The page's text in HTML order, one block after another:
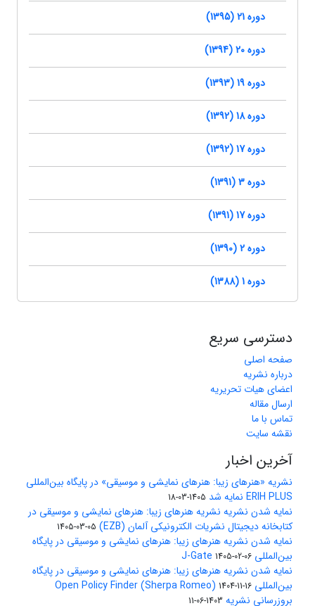
دوره 21 (1395)
دوره 20 (1394)
دوره 19 (1393)
دوره 18 (1392)
دوره 17 (1392)
دوره 3 (1391)
دوره 17 (1391)
دوره 2 (1390)
دوره 1 (1388)
دسترسی سریع
صفحه اصلی
درباره نشریه
اعضای هیات تحریریه
ارسال مقاله
تماس با ما
نقشه سایت
آخرین اخبار
نشریه «هنرهای زیبا: هنرهای نمایشی و موسیقی» در پایگاه بین‌المللی
ERIH PLUS نمایه شد
1405-03-18
نمایه شدن نشریه نشریه هنرهای زیبا: هنرهای نمایشی و موسیقی در
کتابخانه دیجیتال نشریات الکترونیکی آلمان (EZB)
1405-03-05
نمایه شدن نشریه هنرهای زیبا: هنرهای نمایشی و موسیقی در پایگاه
بین‌المللی J-Gate 1405-02-06
نمایه شدن نشریه هنرهای زیبا: هنرهای نمایشی و موسیقی در پایگاه
بین‌المللی Open Policy Finder (Sherpa Romeo) 1404-11-16
بروزرسانی نشریه 1403-06-11